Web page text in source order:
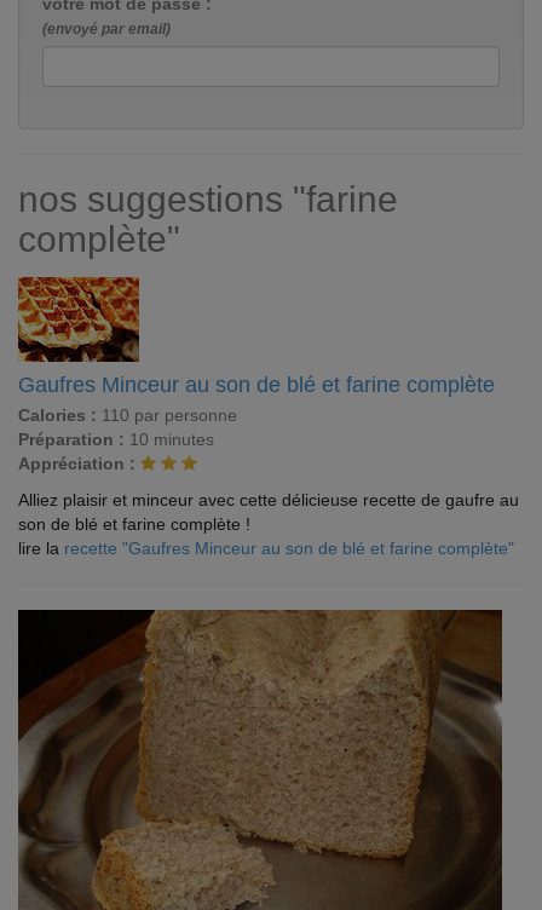
votre mot de passe :
(envoyé par email)
nos suggestions "farine
complète"
Gaufres Minceur au son de blé et farine complète
Calories : 110 par personne
Préparation : 10 minutes
Appréciation :
Alliez plaisir et minceur avec cette délicieuse recette de gaufre au
son de blé et farine complète !
lire la recette "Gaufres Minceur au son de blé et farine complète"